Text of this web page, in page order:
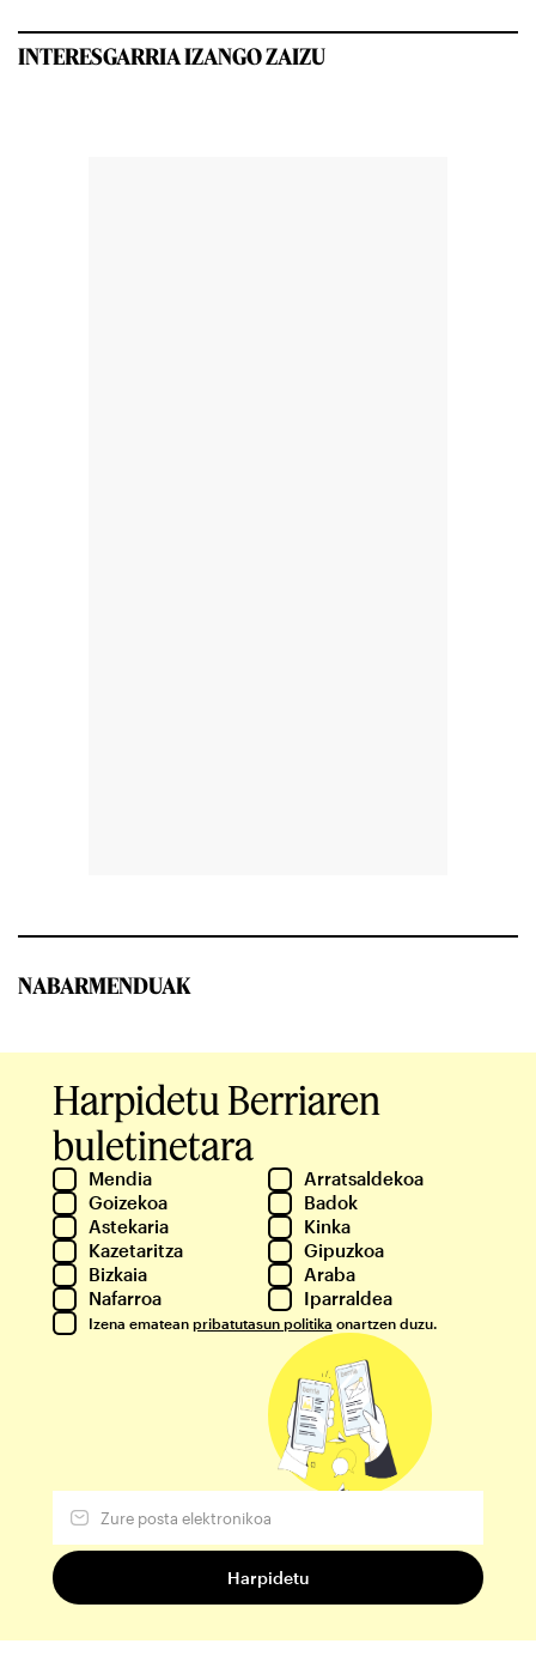
INTERESGARRIA IZANGO ZAIZU
NABARMENDUAK
Harpidetu Berriaren
buletinetara
Mendia
Arratsaldekoa
Goizekoa
Badok
Astekaria
Kinka
Kazetaritza
Gipuzkoa
Bizkaia
Araba
Nafarroa
Iparraldea
Izena ematean pribatutasun politika onartzen duzu.